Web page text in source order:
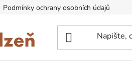
Podmínky ochrany osobních údajů